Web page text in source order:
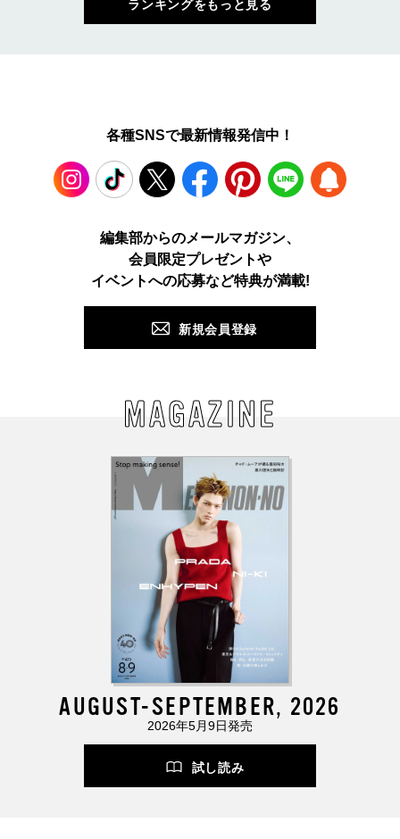
ランキングをもっと見る
各種SNSで最新情報発信中！
TikTok Facebook Pinterest LINE
編集部からのメールマガジン、
会員限定プレゼントや
イベントへの応募など特典が満載!
新規会員登録
MAGAZINE
AUGUST-SEPTEMBER, 2026
2026年5月9日発売
試し読み